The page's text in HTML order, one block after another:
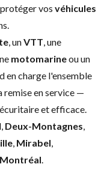
vos véhicules
, unVTT, une
motomarineou un
en charge l'ensemble
remise en service —
et efficace.
, Deux-Montagnes,
, Mirabel,
.